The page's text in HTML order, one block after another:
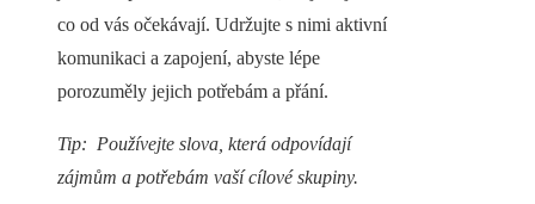
co od vás očekávají. Udržujte s nimi aktivní
komunikaci a zapojení, abyste lépe
porozuměly jejich potřebám a přání.
Tip: Používejte slova, která odpovídají
zájmům a potřebám vaší cílové skupiny.